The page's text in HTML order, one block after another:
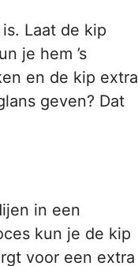
Laat de kip
je hem ’s
en de kip extra
geven? Dat
in een
kun je de kip
voor een extra